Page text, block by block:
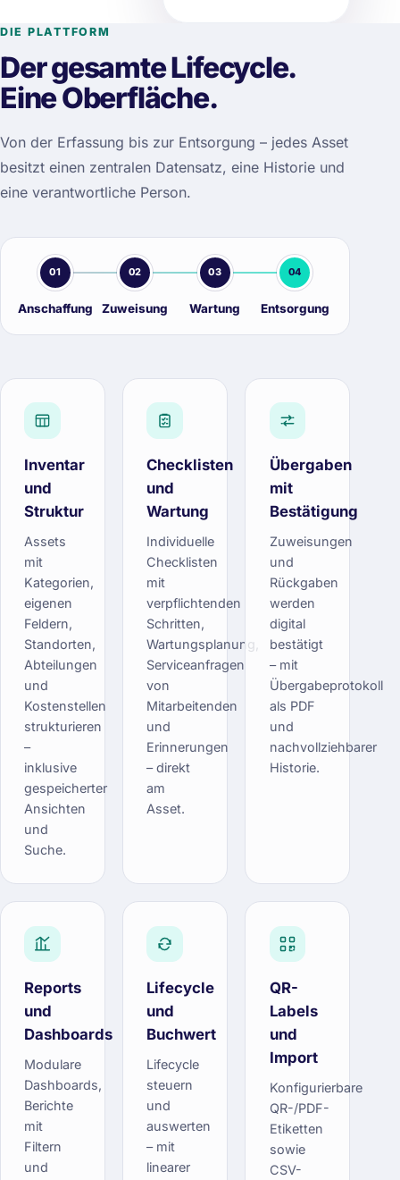
DIE PLATTFORM
Der gesamte Lifecycle.
Eine Oberfläche.
Von der Erfassung bis zur Entsorgung – jedes Asset
besitzt einen zentralen Datensatz, eine Historie und
eine verantwortliche Person.
01
Anschaffung
02
Zuweisung
03
Wartung
04
Entsorgung
Inventar
und
Struktur
Assets
mit
Kategorien,
eigenen
Feldern,
Standorten,
Abteilungen
und
Kostenstellen
strukturieren
–
inklusive
gespeicherter
Ansichten
und
Suche.
Checklisten
und
Wartung
Individuelle
Checklisten
mit
verpflichtenden
Schritten,
Wartungsplanung,
Serviceanfragen
von
Mitarbeitenden
und
Erinnerungen
– direkt
am
Asset.
Übergaben
mit
Bestätigung
Zuweisungen
und
Rückgaben
werden
digital
bestätigt
– mit
Übergabeprotokoll
als PDF
und
nachvollziehbarer
Historie.
Reports
und
Dashboards
Modulare
Dashboards,
Berichte
mit
Filtern
und
Lifecycle
und
Buchwert
Lifecycle
steuern
und
auswerten
– mit
linearer
QR-
Labels
und
Import
Konfigurierbare
QR-/PDF-
Etiketten
sowie
CSV-